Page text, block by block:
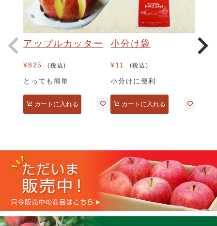
アップルカッター
¥825 税込
とっても簡単
カートに入れる
小分け袋
¥11 税込
小分けに便利
カートに入れる